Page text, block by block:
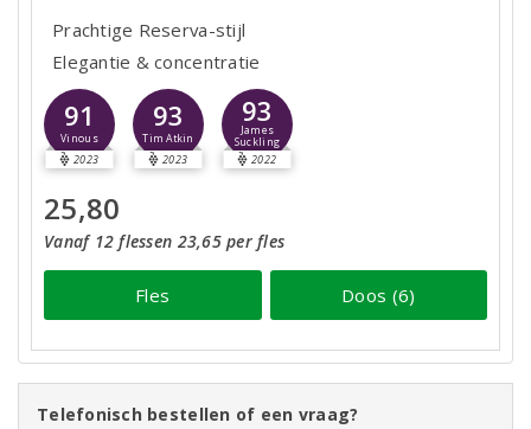
Prachtige Reserva-stijl
Elegantie & concentratie
91
Vinous
2023
93
Tim Atkin
2023
93
James
Suckling
2022
25,80
Vanaf 12 flessen 23,65 per fles
Fles Doos (6)
Telefonisch bestellen of een vraag?